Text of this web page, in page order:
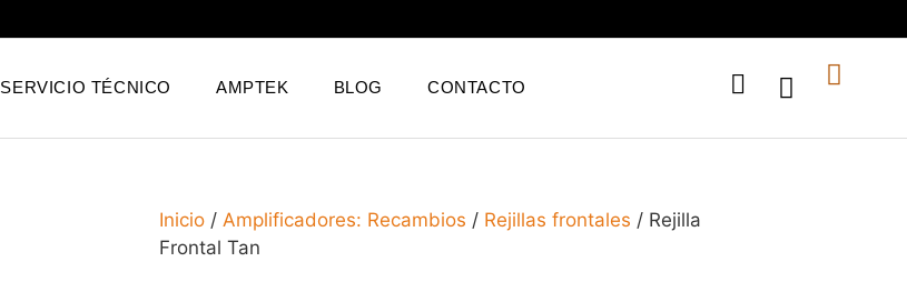
SERVICIO TÉCNICO AMPTEK BLOG CONTACTO
Inicio / Amplificadores: Recambios / Rejillas frontales / Rejilla
Frontal Tan